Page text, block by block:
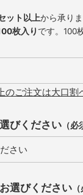
ット以上から承りま
枚入り です。100
のご注文は大口割
びください（必
選びください（